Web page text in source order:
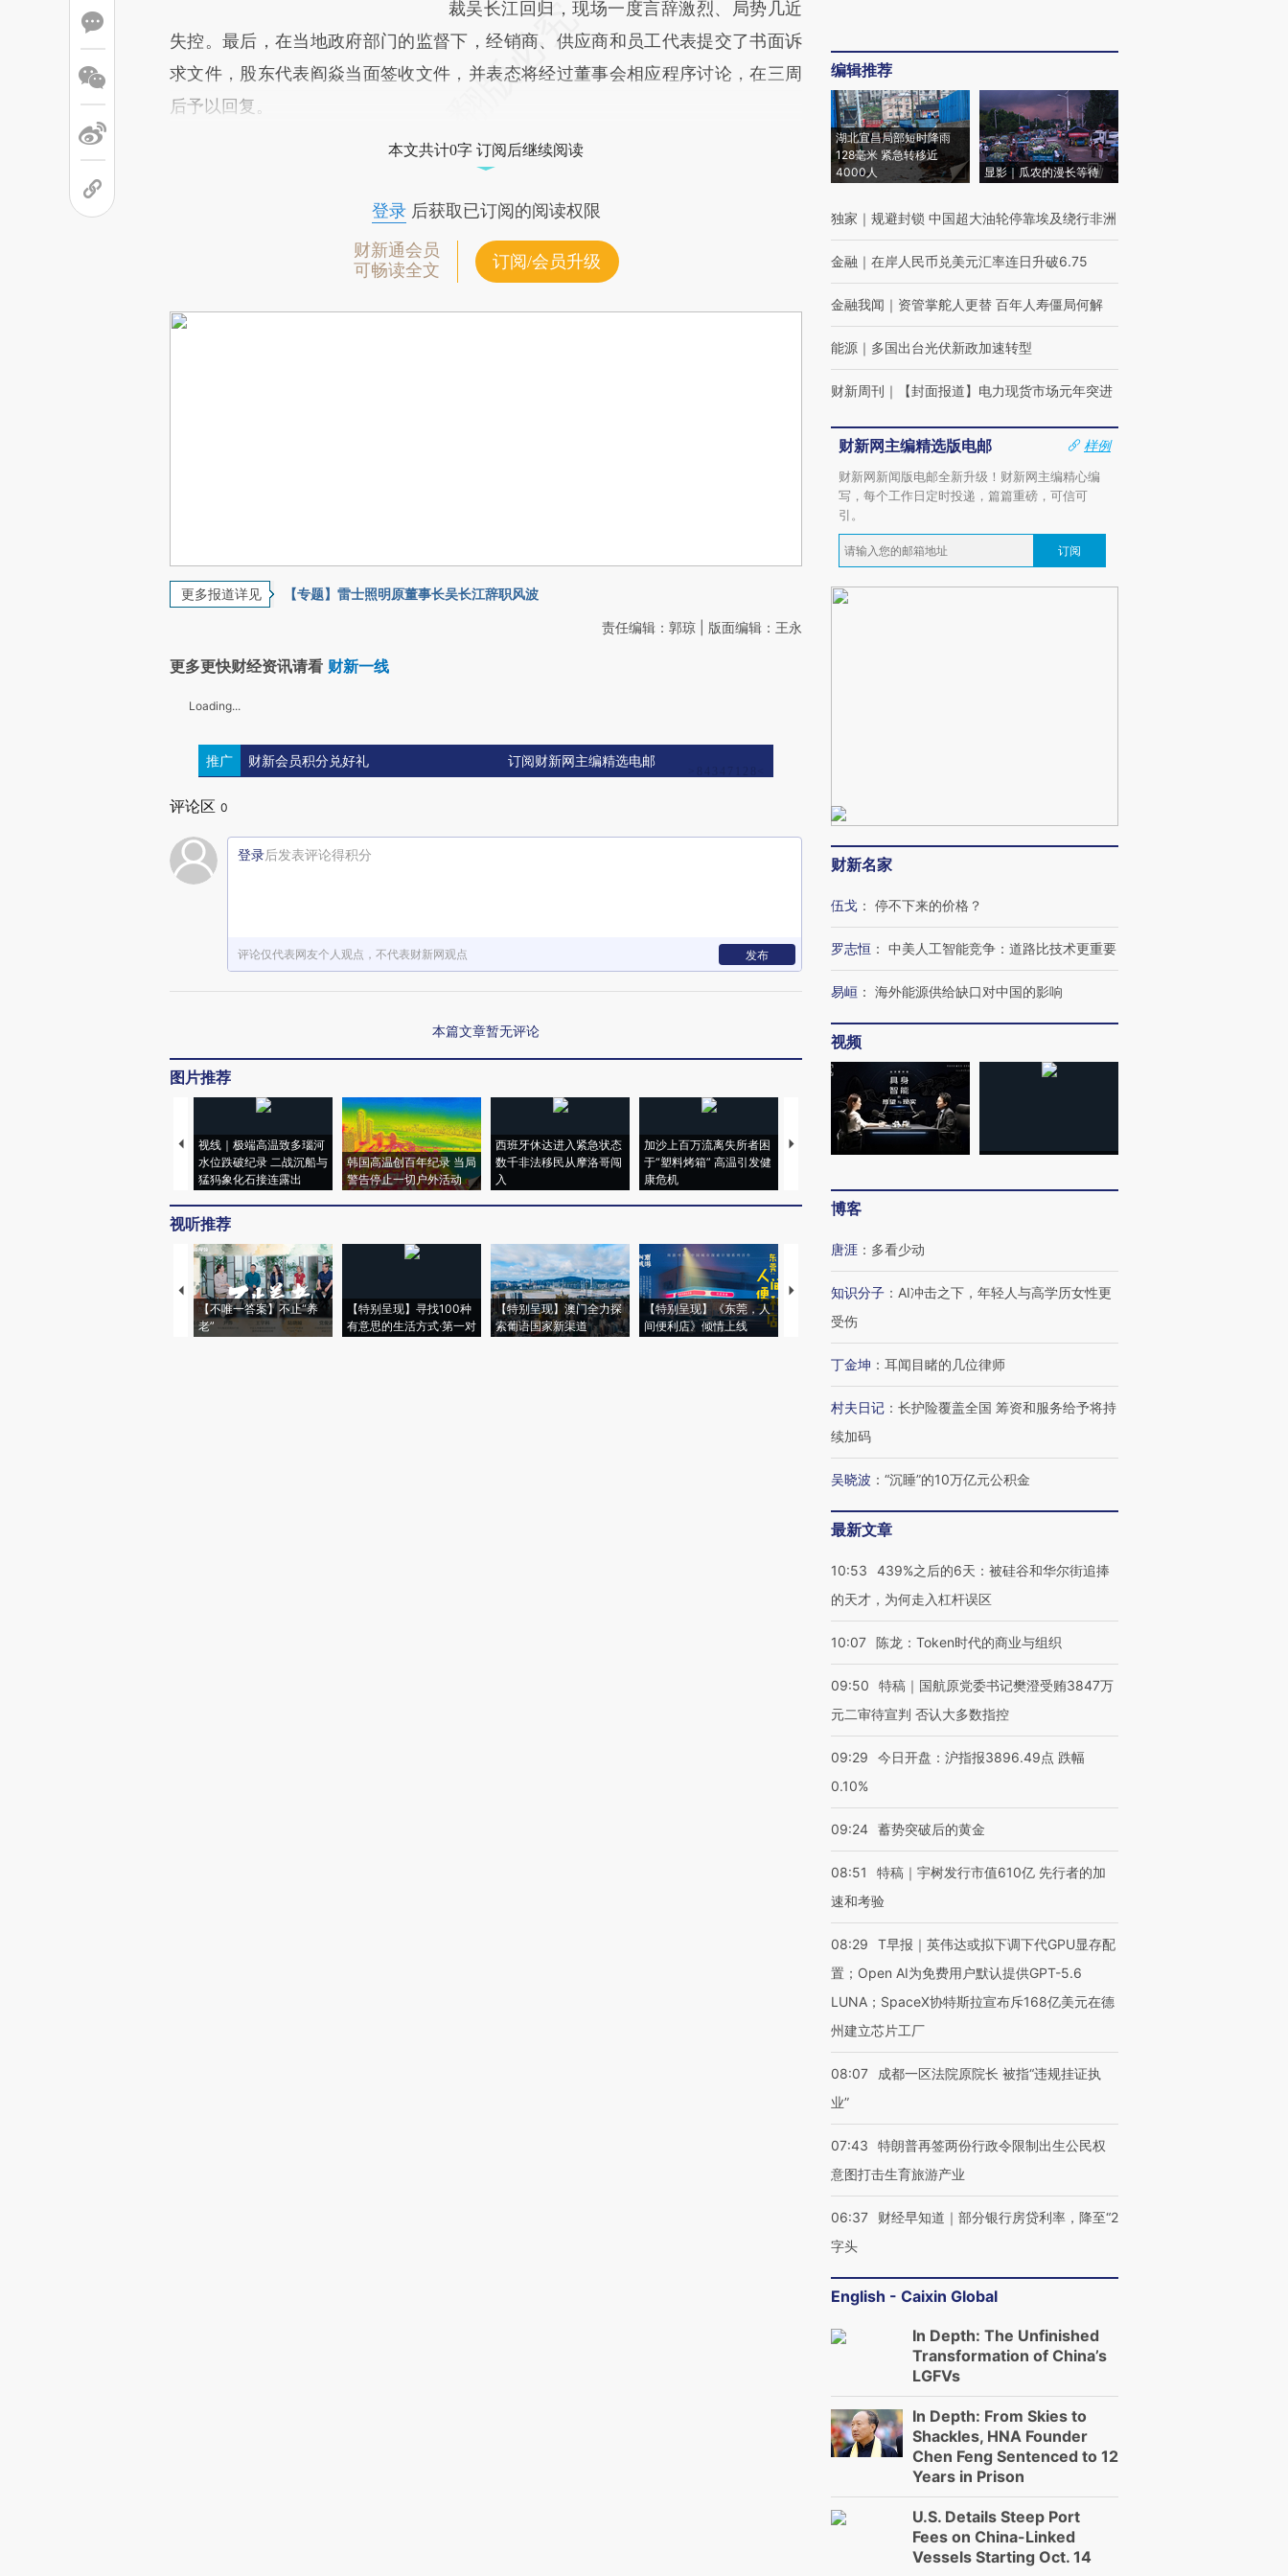
裁吴长江回归，现场一度言辞激烈、局势几近
失控。最后，在当地政府部门的监督下，经销商、供应商和员工代表提交了书面诉
求文件，股东代表阎焱当面签收文件，并表态将经过董事会相应程序讨论，在三周
后予以回复。
本文共计0字 订阅后继续阅读
登录后获取已订阅的阅读权限
财新通会员
可畅读全文
订阅/会员升级
更多报道详见 【专题】雷士照明原董事长吴长江辞职风波
责任编辑：郭琼 | 版面编辑：王永
更多更快财经资讯请看 财新一线
Loading...
推广 财新会员积分兑好礼 订阅财新网主编精选电邮
评论区 0
登录后发表评论得积分
评论仅代表网友个人观点，不代表财新网观点 发布
本篇文章暂无评论
图片推荐
视线｜极端高温致多瑙河
水位跌破纪录 二战沉船与
猛犸象化石接连露出
韩国高温创百年纪录 当局
警告停止一切户外活动
西班牙休达进入紧急状态
数千非法移民从摩洛哥闯
入
加沙上百万流离失所者困
于“塑料烤箱” 高温引发健
康危机
视线｜HYROX的吸金
马航飞行员跨国走私7万
视听推荐
【不唯一答案】不止“养
老”
【特别呈现】寻找100种
有意思的生活方式·第一对
【特别呈现】澳门全力探
索葡语国家新渠道
【特别呈现】《东莞，人
间便利店》倾情上线
【推广】走进第四届链博
【商旅对话】华住集团
编辑推荐
湖北宜昌局部短时降雨
128毫米 紧急转移近
4000人
显影｜瓜农的漫长等待
独家 ｜ 规避封锁 中国超大油轮停靠埃及绕行非洲
金融 ｜ 在岸人民币兑美元汇率连日升破6.75
金融我闻 ｜ 资管掌舵人更替 百年人寿僵局何解
能源 ｜ 多国出台光伏新政加速转型
财新周刊 ｜ 【封面报道】电力现货市场元年突进
财新网主编精选版电邮
样例
财新网新闻版电邮全新升级！财新网主编精心编
写，每个工作日定时投递，篇篇重磅，可信可
引。
订阅
财新名家
伍戈 ： 停不下来的价格？
罗志恒 ： 中美人工智能竞争：道路比技术更重要
易峘 ： 海外能源供给缺口对中国的影响
视频
博客
唐涯 ： 多看少动
知识分子 ： AI冲击之下，年轻人与高学历女性更
受伤
丁金坤 ： 耳闻目睹的几位律师
村夫日记 ： 长护险覆盖全国 筹资和服务给予将持
续加码
吴晓波 ： “沉睡”的10万亿元公积金
最新文章
10:53
439%之后的6天：被硅谷和华尔街追捧
的天才，为何走入杠杆误区
10:07 陈龙：Token时代的商业与组织
09:50
特稿｜国航原党委书记樊澄受贿3847万
元二审待宣判 否认大多数指控
09:29
今日开盘：沪指报3896.49点 跌幅
0.10%
09:24 蓄势突破后的黄金
08:51
特稿｜宇树发行市值610亿 先行者的加
速和考验
08:29
T早报｜英伟达或拟下调下代GPU显存配
置；Open AI为免费用户默认提供GPT-5.6
LUNA；SpaceX协特斯拉宣布斥168亿美元在德
州建立芯片工厂
08:07
成都一区法院原院长 被指“违规挂证执
业”
07:43
特朗普再签两份行政令限制出生公民权
意图打击生育旅游产业
06:37
财经早知道｜部分银行房贷利率，降至“2
字头
English - Caixin Global
In Depth: The Unfinished
Transformation of China’s
LGFVs
In Depth: From Skies to
Shackles, HNA Founder
Chen Feng Sentenced to 12
Years in Prison
U.S. Details Steep Port
Fees on China-Linked
Vessels Starting Oct. 14